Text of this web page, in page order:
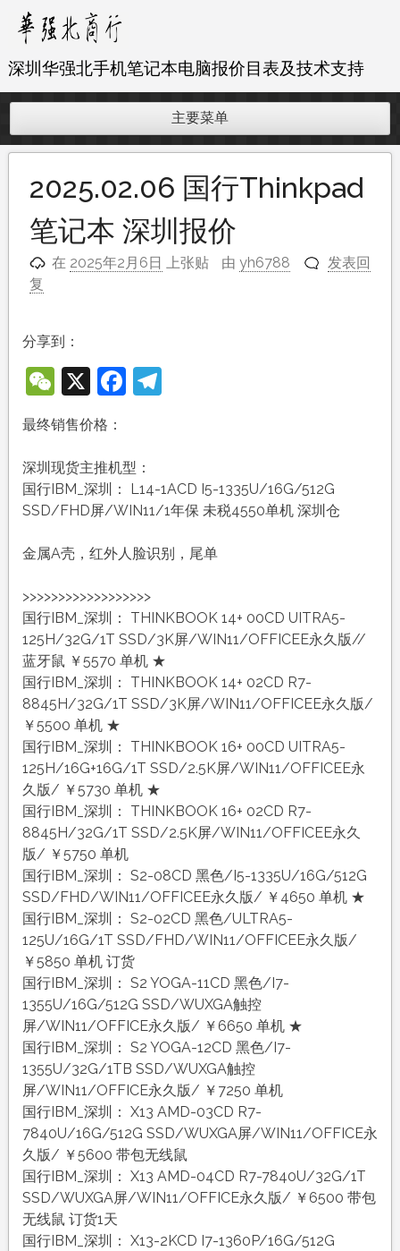
内深圳华强北手机笔记本电脑报价目表及技术支持
主要菜单
2025.02.06 国行Thinkpad
笔记本 深圳报价
在 2025年2月6日 上张贴 由yh6788
发表回
复
分享到：
WeChat
X Facebook
Telegram
最终销售价格：
深圳现货主推机型：
国行IBM_深圳： L14-1ACD I5-1335U/16G/512G
SSD/FHD屏/WIN11/1年保 未税4550单机 深圳仓
金属A壳，红外人脸识别，尾单
>>>>>>>>>>>>>>>>>>
国行IBM_深圳： THINKBOOK 14+ 00CD UITRA5-
125H/32G/1T SSD/3K屏/WIN11/OFFICEE永久版//
蓝牙鼠 ￥5570 单机 ★
国行IBM_深圳： THINKBOOK 14+ 02CD R7-
8845H/32G/1T SSD/3K屏/WIN11/OFFICEE永久版/
￥5500 单机 ★
国行IBM_深圳： THINKBOOK 16+ 00CD UITRA5-
125H/16G+16G/1T SSD/2.5K屏/WIN11/OFFICEE永
久版/ ￥5730 单机 ★
国行IBM_深圳： THINKBOOK 16+ 02CD R7-
8845H/32G/1T SSD/2.5K屏/WIN11/OFFICEE永久
版/ ￥5750 单机
国行IBM_深圳： S2-08CD 黑色/I5-1335U/16G/512G
SSD/FHD/WIN11/OFFICEE永久版/ ￥4650 单机 ★
国行IBM_深圳： S2-02CD 黑色/ULTRA5-
125U/16G/1T SSD/FHD/WIN11/OFFICEE永久版/
￥5850 单机 订货
国行IBM_深圳： S2 YOGA-11CD 黑色/I7-
1355U/16G/512G SSD/WUXGA触控
屏/WIN11/OFFICE永久版/ ￥6650 单机 ★
国行IBM_深圳： S2 YOGA-12CD 黑色/I7-
1355U/32G/1TB SSD/WUXGA触控
屏/WIN11/OFFICE永久版/ ￥7250 单机
国行IBM_深圳： X13 AMD-03CD R7-
7840U/16G/512G SSD/WUXGA屏/WIN11/OFFICE永
久版/ ￥5600 带包无线鼠
国行IBM_深圳： X13 AMD-04CD R7-7840U/32G/1T
SSD/WUXGA屏/WIN11/OFFICE永久版/ ￥6500 带包
无线鼠 订货1天
国行IBM_深圳： X13-2KCD I7-1360P/16G/512G